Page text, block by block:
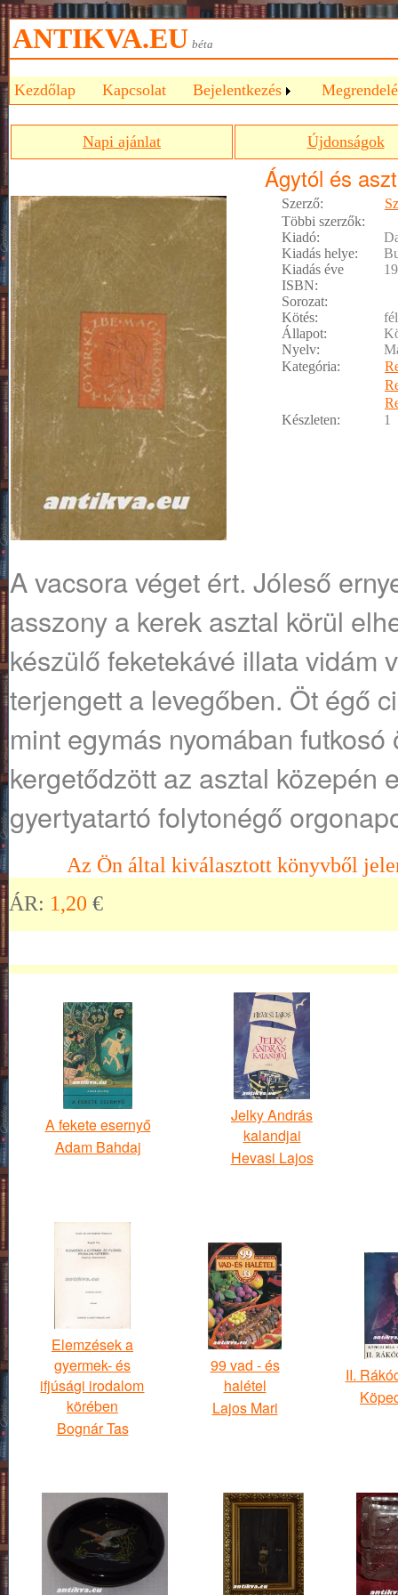
ANTIKVA.EU béta
Kezdőlap Kapcsolat Bejelentkezés
Napi ajánlat Újdonságok
Ágytól és
Szerző:
Többi szerzők:
Kiadó:
Kiadás helye:
Kiadás éve
ISBN:
Sorozat:
Kötés:
Állapot:
Nyelv:
Kategória:
Készleten:
1
A vacsora véget ért. Jóleső
asszony a kerek asztal körül
készülő feketekávé illata vidám
terjengett a levegőben. Öt égő
mint egymás nyomában
kergetődzött az asztal közepén
gyertyatartó folytonégő
Az Ön által kiválasztott könyvből
ÁR: 1,20 €
A fekete esernyő
Adam Bahdaj
Jelky András
kalandjai
Hevasi Lajos
Elemzések a
gyermek- és
ifjúsági irodalom
körében
Bognár Tas
99 vad - és
halétel
Lajos Mari
II.